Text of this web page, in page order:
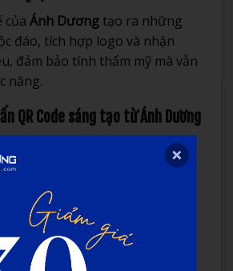
của Ánh Dương tạo ra những
đáo, tích hợp logo và nhận
đảm bảo tính thẩm mỹ mà vẫn
năng.
QR Code sáng tạo từ Ánh Dương
ngừng đổi mới để mang đến
sáng tạo trong
in ấn QR code:
QR Code)
tĩnh, QR Code động cho phép
mà không cần thay đổi mã.